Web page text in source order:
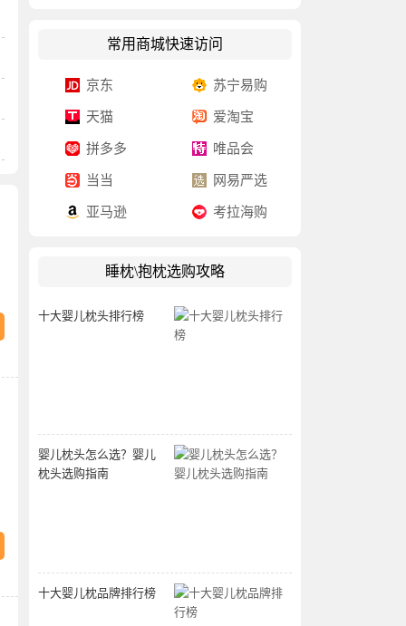
常用商城快速访问
京东
苏宁易购
天猫
爱淘宝
拼多多
唯品会
当当
网易严选
亚马逊
考拉海购
睡枕\抱枕选购攻略
十大婴儿枕头排行榜
婴儿枕头怎么选？婴儿
枕头选购指南
十大婴儿枕品牌排行榜